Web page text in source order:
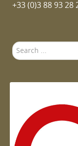
+33 (0)3 88 93 28
Search
...